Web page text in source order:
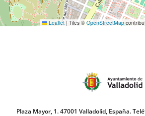
Leaflet | Tiles © OpenStreetMap
Plaza Mayor, 1. 47001 Valladolid, España.